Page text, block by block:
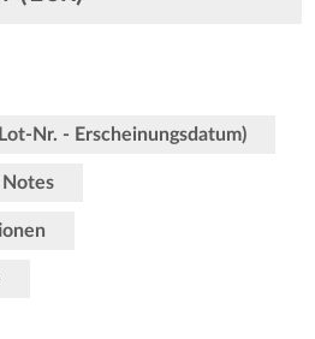
Nr. - Erscheinungsdatum)
Notes